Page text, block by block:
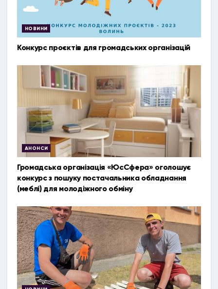
НОВИНИ
Конкурс проєктів для громадських організацій
АНОНСИ
Громадська організація «ЮсСфера» оголошує
конкурс з пошуку постачальника обладнання
(меблі) для молодіжного обміну